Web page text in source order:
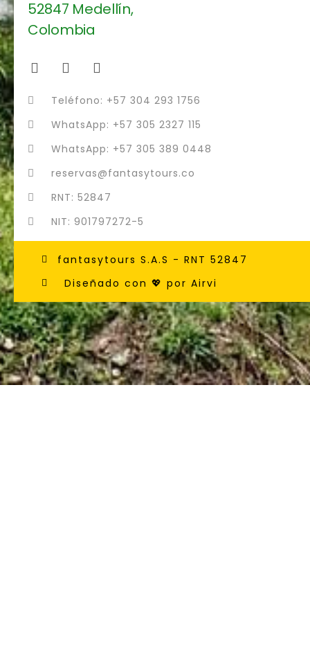
Teléfono: +57 304 293 1756
WhatsApp: +57 305 2327 115
WhatsApp: +57 305 389 0448
reservas@fantasytours.co
RNT: 52847
NIT: 901797272-5
fantasytours S.A.S - RNT 52847
Diseñado con 💖 por Airvi